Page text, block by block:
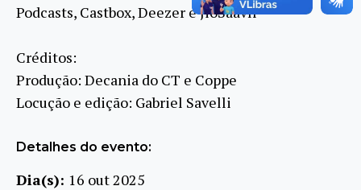
Podcasts, Castbox, Deezer e JioSaavn
Créditos:
Produção: Decania do CT e Coppe
Locução e edição: Gabriel Savelli
Detalhes do evento:
Dia(s): 16 out 2025